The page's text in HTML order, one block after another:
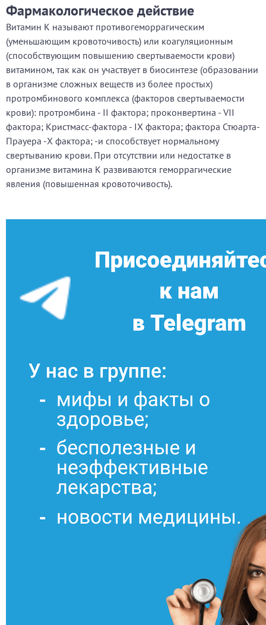
Фармакологическое действие
Витамин К называют противогеморрагическим
(уменьшающим кровоточивость) или коагуляционным
(способствующим повышению свертываемости крови)
витамином, так как он участвует в биосинтезе (образовании
в организме сложных веществ из более простых)
протромбинового комплекса (факторов свертываемости
крови): протромбина - II фактора; проконвертина - VII
фактора; Кристмасс-фактора - IX фактора; фактора Стюарта-
Прауера -X фактора; -и способствует нормальному
свертыванию крови. При отсутствии или недостатке в
организме витамина К развиваются геморрагические
явления (повышенная кровоточивость).